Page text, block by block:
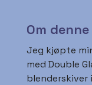
Om
Jeg kjøpte
med Double
blenderskiver